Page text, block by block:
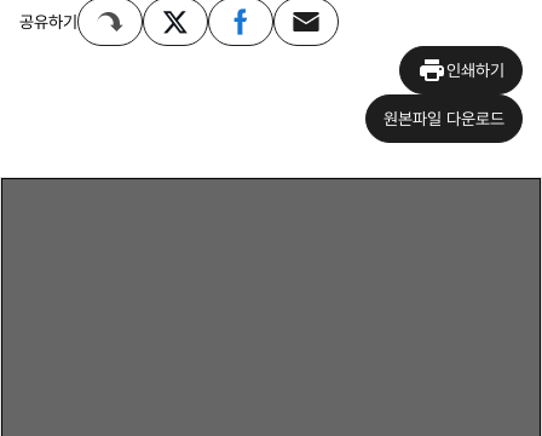
공유하기
인쇄하기
원본파일 다운로드